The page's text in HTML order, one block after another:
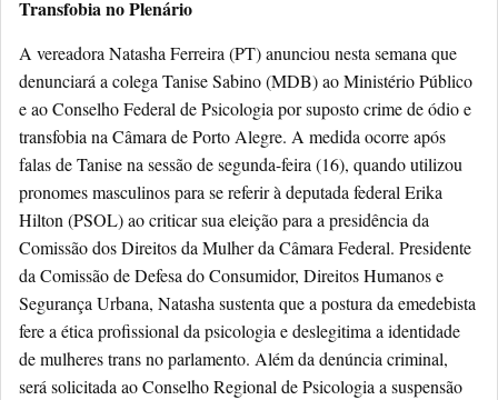
Transfobia no Plenário
A vereadora Natasha Ferreira (PT) anunciou nesta semana que
denunciará a colega Tanise Sabino (MDB) ao Ministério Público
e ao Conselho Federal de Psicologia por suposto crime de ódio e
transfobia na Câmara de Porto Alegre. A medida ocorre após
falas de Tanise na sessão de segunda-feira (16), quando utilizou
pronomes masculinos para se referir à deputada federal Erika
Hilton (PSOL) ao criticar sua eleição para a presidência da
Comissão dos Direitos da Mulher da Câmara Federal. Presidente
da Comissão de Defesa do Consumidor, Direitos Humanos e
Segurança Urbana, Natasha sustenta que a postura da emedebista
fere a ética profissional da psicologia e deslegitima a identidade
de mulheres trans no parlamento. Além da denúncia criminal,
será solicitada ao Conselho Regional de Psicologia a suspensão